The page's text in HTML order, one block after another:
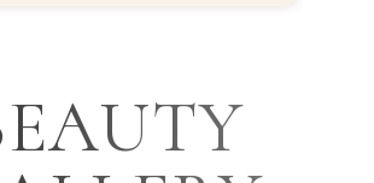
國Shimmian診所鼻
究員
美國Dr. Dan